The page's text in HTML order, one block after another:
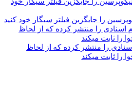
را جایگزین فیلتر سیگار خود کنید
را منتشر کرده که از لحاظ
را ثابت میکند